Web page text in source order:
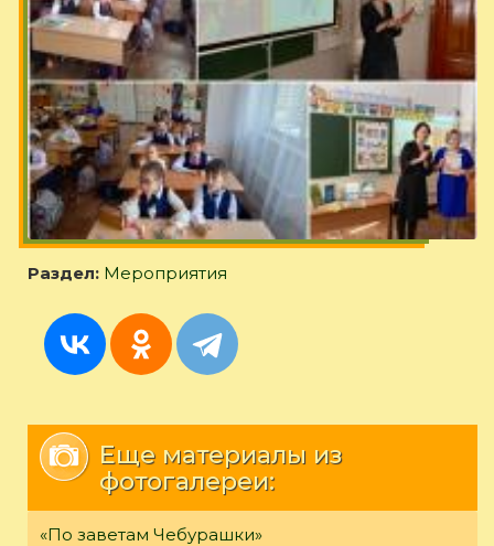
Раздел: Мероприятия
Еще материалы из
фотогалереи:
«По заветам Чебурашки»